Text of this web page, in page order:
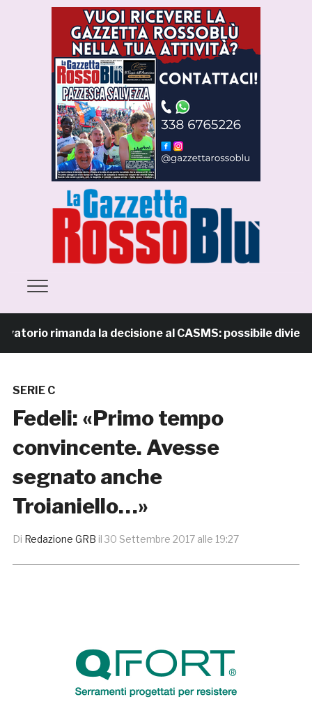
rimanda la decisione al CASMS: possibile divieto
SERIE C
Fedeli: «Primo tempo
convincente. Avesse
segnato anche
Troianiello…»
Di Redazione GRB il 30 Settembre 2017 alle 19:27